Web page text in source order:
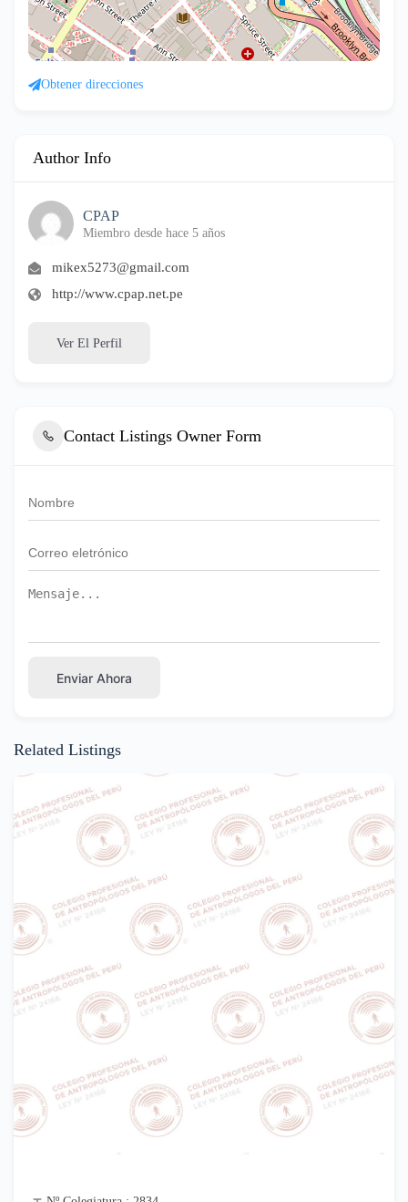
Obtener direcciones
Author Info
CPAP
Miembro desde hace 5 años
mikex5273@gmail.com
http://www.cpap.net.pe
Ver El Perfil
Contact Listings Owner Form
Enviar Ahora
Related Listings